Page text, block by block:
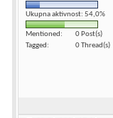
Ukupna aktivnost: 54,0%
Mentioned
0 Post(s)
Tagged
0 Thread(s)